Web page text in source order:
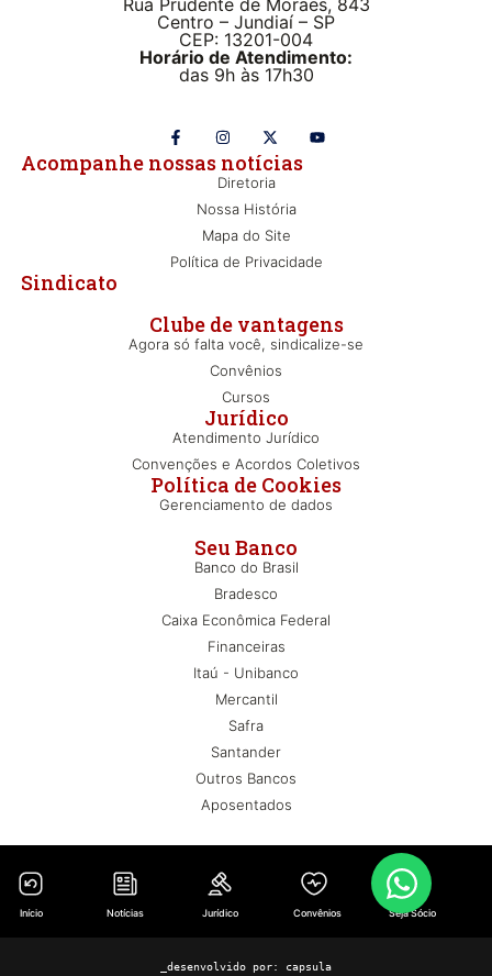
Seu Banco
Banco do Brasil
Bradesco
Caixa Econômica Federal
Financeiras
Itaú - Unibanco
Mercantil
Safra
Santander
Outros Bancos
Aposentados
Clube de vantagens
Agora só falta você, sindicalize-se
Convênios
Cursos
Jurídico
Atendimento Jurídico
Convenções e Acordos Coletivos
Política de Cookies
Gerenciamento de dados
Sindicato
Diretoria
Nossa História
Mapa do Site
Política de Privacidade
Acompanhe nossas notícias
Rua Prudente de Moraes, 843
Centro – Jundiaí – SP
CEP: 13201-004
Horário de Atendimento:
das 9h às 17h30
Início Notícias Jurídico Convênios Seja Sócio
_desenvolvido por: capsula